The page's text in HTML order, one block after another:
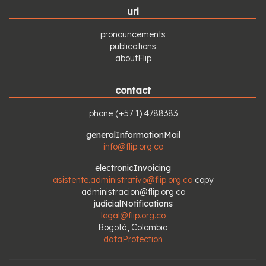
url
pronouncements
publications
aboutFlip
contact
phone (+57 1) 4788383
generalInformationMail
info@flip.org.co
electronicInvoicing
asistente.administrativo@flip.org.co copy
administracion@flip.org.co
judicialNotifications
legal@flip.org.co
Bogotá, Colombia
dataProtection